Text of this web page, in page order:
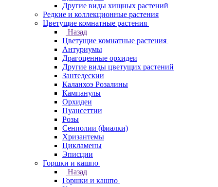
Другие виды хищных растений
Редкие и коллекционные растения
Цветущие комнатные растения
Назад
Цветущие комнатные растения
Антуриумы
Драгоценные орхидеи
Другие виды цветущих растений
Зантедескии
Каланхоэ Розалины
Кампанулы
Орхидеи
Пуансеттии
Розы
Сенполии (фиалки)
Хризантемы
Цикламены
Эписции
Горшки и кашпо
Назад
Горшки и кашпо